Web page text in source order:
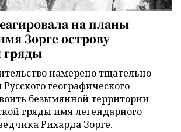
на планы
Зорге острову
гряды
намерено тщательно
географического
безымянной территории
гряды имя легендарного
Рихарда Зорге.